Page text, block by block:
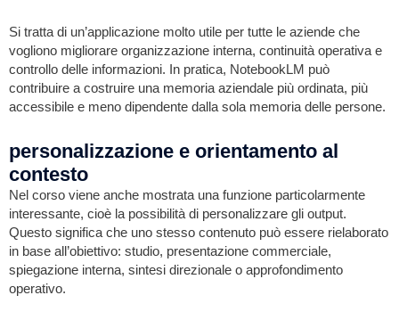
Si tratta di un’applicazione molto utile per tutte le aziende che
vogliono migliorare organizzazione interna, continuità operativa e
controllo delle informazioni. In pratica, NotebookLM può
contribuire a costruire una memoria aziendale più ordinata, più
accessibile e meno dipendente dalla sola memoria delle persone.
personalizzazione e orientamento al
contesto
Nel corso viene anche mostrata una funzione particolarmente
interessante, cioè la possibilità di personalizzare gli output.
Questo significa che uno stesso contenuto può essere rielaborato
in base all’obiettivo: studio, presentazione commerciale,
spiegazione interna, sintesi direzionale o approfondimento
operativo.